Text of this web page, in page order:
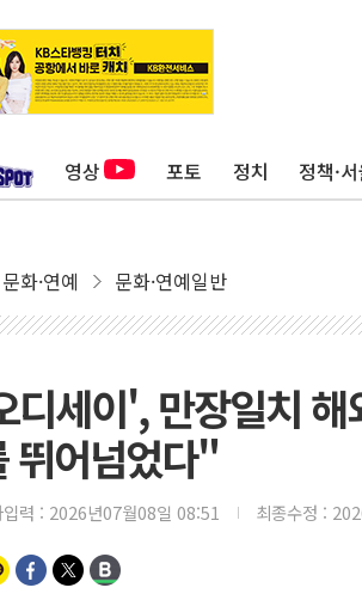
영상 포토 정치 정책·
문화·연예 문화·연예일반
디세이', 만장일치
뛰어넘었다"
력 : 2026년07월08일 08:51 최종수정 :